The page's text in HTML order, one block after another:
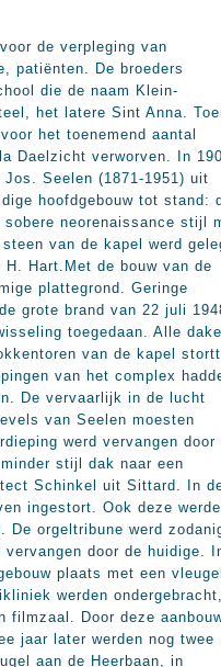
de verpleging van
patiënten. De broeders
die de naam Klein-
het latere Sint Anna.
het toenemend aantal
Daelzicht verworven. In
Seelen (1871-1951) uit
hoofdgebouw tot stand:
neorenaissance stijl
van de kapel werd
Hart.Met de bouw van de
plattegrond. Geringe
grote brand van 22 juli
toegedaan. Alle
van de kapel
van het complex
De vervaarlijk in de lucht
van Seelen moesten
werd vervangen door
stijl dak naar een
Schinkel uit Sittard. In
ingestort. Ook deze
De orgeltribune werd
vervangen door de huidige.
plaats met een
werden
filmzaal. Door deze
jaar later werden nog twee
aan de Heerbaan, in